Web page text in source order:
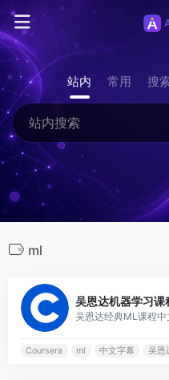
站内 常用 搜
ml
吴恩达机器学习
Coursera ml 中文字幕 吴恩